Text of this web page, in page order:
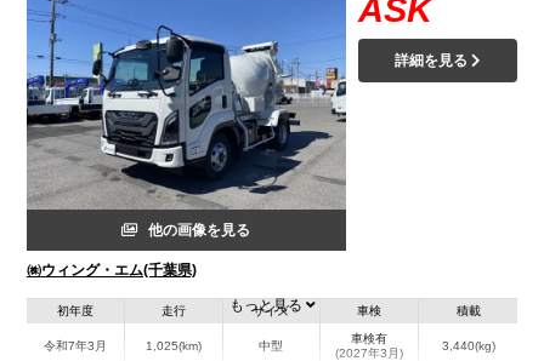
他の画像を見る
㈱ウィング・エム(千葉県)
ASK
詳細を見る
初年度
令和7年3月
走行
1,025(km)
サイズ
中型
車検
車検有
(2027年3月)
積載
3,440(kg)
もっと見る